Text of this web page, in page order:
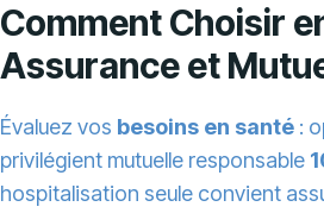
Comment Choisir
Assurance et
Évaluez vos besoins en santé :
privilégient mutuelle responsable
hospitalisation seule convient